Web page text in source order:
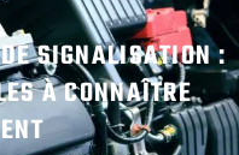
SIGNALISATION :
À CONNAÎTRE